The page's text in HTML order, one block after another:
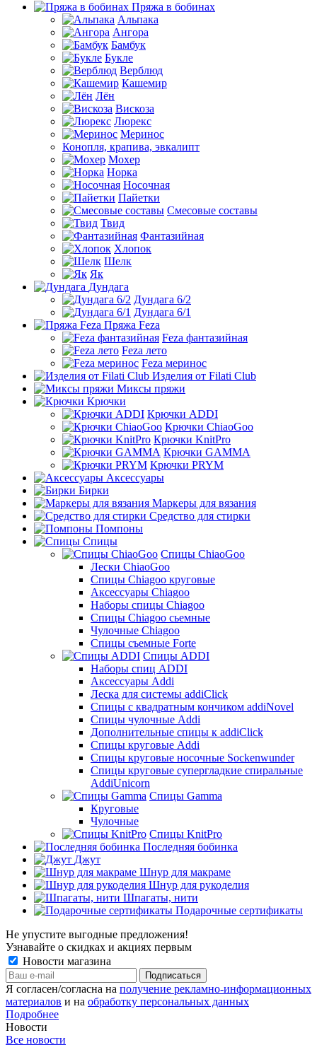
Пряжа в бобинах
Альпака
Ангора
Бамбук
Букле
Верблюд
Кашемир
Лён
Вискоза
Люрекс
Меринос
Конопля, крапива, эвкалипт
Мохер
Норка
Носочная
Пайетки
Смесовые составы
Твид
Фантазийная
Хлопок
Шелк
Як
Дундага
Дундага 6/2
Дундага 6/1
Пряжа Feza
Feza фантазийная
Feza лето
Feza меринос
Изделия от Filati Club
Миксы пряжи
Крючки
Крючки ADDI
Крючки ChiaoGoo
Крючки KnitPro
Крючки GAMMA
Крючки PRYM
Аксессуары
Бирки
Маркеры для вязания
Средство для стирки
Помпоны
Спицы
Спицы ChiaoGoo
Лески ChiaoGoo
Cпицы Сhiagoo круговые
Аксессуары Chiagoo
Наборы спицы Chiagoo
Спицы Chiagoo сьемные
Чулочные Chiagoo
Спицы съемные Forte
Спицы ADDI
Наборы спиц ADDI
Аксессуары Addi
Леска для системы addiClick
Спицы с квадратным кончиком addiNovel
Спицы чулочные Addi
Дополнительные спицы к addiClick
Спицы круговые Addi
Спицы круговые носочные Sockenwunder
Спицы круговые супергладкие спиральные
AddiUnicorn
Спицы Gamma
Круговые
Чулочные
Спицы KnitPro
Последняя бобинка
Джут
Шнур для макраме
Шнур для рукоделия
Шпагаты, нити
Подарочные сертификаты
Не упустите выгодные предложения!
Узнавайте о скидках и акциях первым
Новости магазина
Я согласен/согласна на получение рекламно-информационных
материалов и на обработку персональных данных
Подробнее
Новости
Все новости